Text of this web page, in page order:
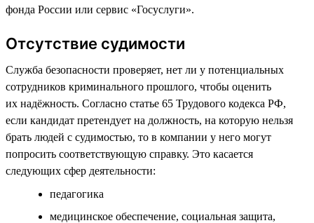
фонда России или сервис «Госуслуги».
Отсутствие судимости
Служба безопасности проверяет, нет ли у потенциальных
сотрудников криминального прошлого, чтобы оценить
их надёжность. Согласно статье 65 Трудового кодекса РФ,
если кандидат претендует на должность, на которую нельзя
брать людей с судимостью, то в компании у него могут
попросить соответствующую справку. Это касается
следующих сфер деятельности:
педагогика
медицинское обеспечение, социальная защита,